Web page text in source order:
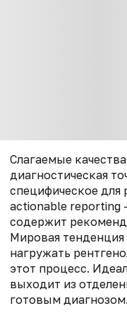
Слагаемые
диагностическая
специфическое для
actionable reporting
содержит
Мировая
нагружать
этот процесс.
выходит из
готовым диагнозом.